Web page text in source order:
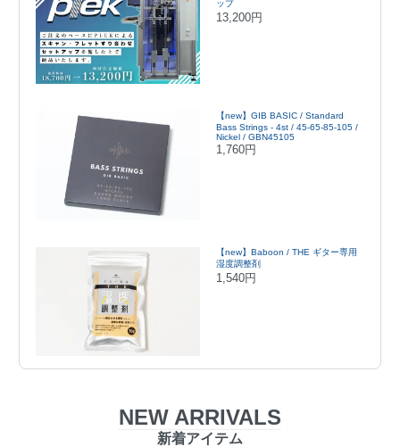
ップ
13,200円
【new】GIB BASIC / Standard
Bass Strings - 4st / 45-65-85-105 /
Nickel / GBN45105
1,760円
【new】Baboon / THE ギター専用
湿度調整剤
1,540円
NEW ARRIVALS
新着アイテム